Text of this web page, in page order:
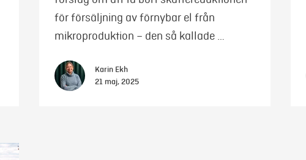
för försäljning av förnybar el från
mikroproduktion – den så kallade …
Karin Ekh
21 maj, 2025